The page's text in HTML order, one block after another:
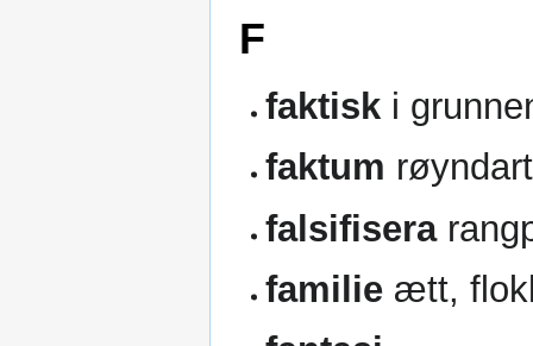
F
faktisk i
faktum
falsifisera
familie ætt,